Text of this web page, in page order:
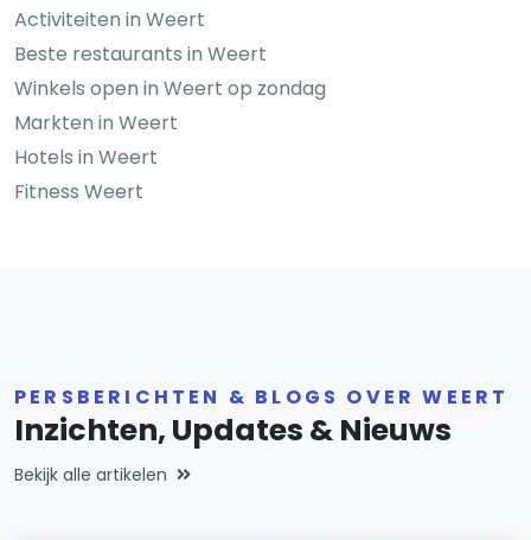
Activiteiten in Weert
Beste restaurants in Weert
Winkels open in Weert op zondag
Markten in Weert
Hotels in Weert
Fitness Weert
PERSBERICHTEN & BLOGS OVER WEERT
Inzichten, Updates & Nieuws
Bekijk alle artikelen